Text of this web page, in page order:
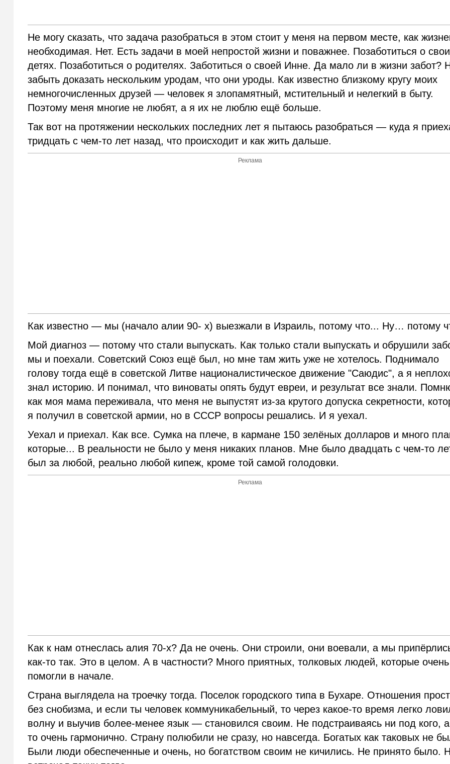
Не могу сказать, что задача разобраться в этом стоит у меня на первом месте, как
необходимая. Нет. Есть задачи в моей непростой жизни и поважнее. Позаботиться о
детях. Позаботиться о родителях. Заботиться о своей Инне. Да мало ли в жизни забот?
забыть доказать нескольким уродам, что они уроды. Как известно близкому кругу моих
немногочисленных друзей — человек я злопамятный, мстительный и нелегкий в быту.
Поэтому меня многие не любят, а я их не люблю ещё больше.
Так вот на протяжении нескольких последних лет я пытаюсь разобраться — куда я
тридцать с чем-то лет назад, что происходит и как жить дальше.
Реклама
Как известно — мы (начало алии 90- х) выезжали в Израиль, потому что... Ну… потому
Мой диагноз — потому что стали выпускать. Как только стали выпускать и обрушили
мы и поехали. Советский Союз ещё был, но мне там жить уже не хотелось. Поднимало
голову тогда ещё в советской Литве националистическое движение "Саюдис", а я
знал историю. И понимал, что виноваты опять будут евреи, и результат все знали.
как моя мама переживала, что меня не выпустят из-за крутого допуска секретности,
я получил в советской армии, но в СССР вопросы решались. И я уехал.
Уехал и приехал. Как все. Сумка на плече, в кармане 150 зелёных долларов и много
которые... В реальности не было у меня никаких планов. Мне было двадцать с чем-то
был за любой, реально любой кипеж, кроме той самой голодовки.
Реклама
Как к нам отнеслась алия 70-х? Да не очень. Они строили, они воевали, а мы
как-то так. Это в целом. А в частности? Много приятных, толковых людей, которые очень
помогли в начале.
Страна выглядела на троечку тогда. Поселок городского типа в Бухаре. Отношения
без снобизма, и если ты человек коммуникабельный, то через какое-то время легко
волну и выучив более-менее язык — становился своим. Не подстраиваясь ни под кого, а
то очень гармонично. Страну полюбили не сразу, но навсегда. Богатых как таковых не
Были люди обеспеченные и очень, но богатством своим не кичились. Не принято было.